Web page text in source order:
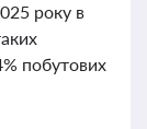
року в
побутових